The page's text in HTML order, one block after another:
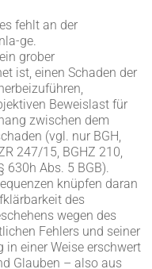
fehlt an der
ge.
grober
ist, einen Schaden der
Beweislast für
zwischen dem
(vgl. nur BGH,
247/15, BGHZ 210,
630h Abs. 5 BGB).
knüpfen daran
des
wegen des
Fehlers und seiner
in einer Weise erschwert
Glauben – also aus